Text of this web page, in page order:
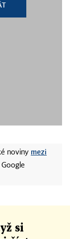
noviny mezi
Google
si